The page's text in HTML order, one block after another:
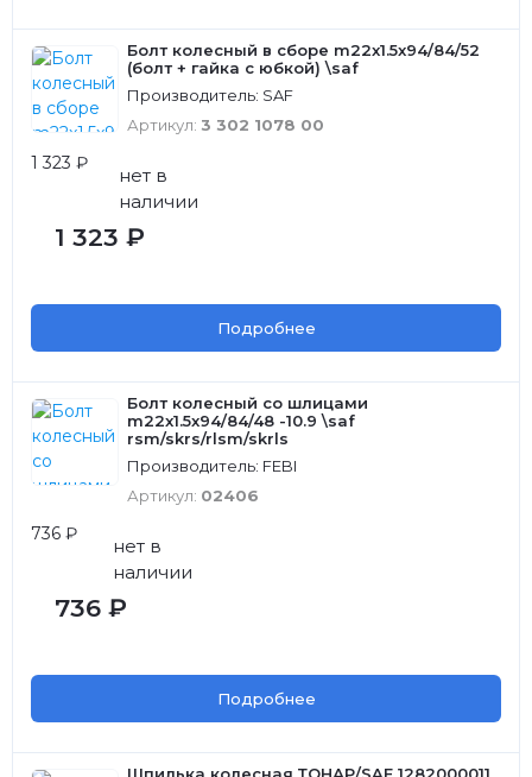
Болт колесный в сборе m22x1.5x94/84/52
(болт + гайка с юбкой) \saf
Производитель: SAF
Артикул: 3 302 1078 00
1 323 ₽
нет в
наличии
1 323 ₽
Подробнее
Болт колесный со шлицами
m22x1.5x94/84/48 -10.9 \saf
rsm/skrs/rlsm/skrls
Производитель: FEBI
Артикул: 02406
736 ₽
нет в
наличии
736 ₽
Подробнее